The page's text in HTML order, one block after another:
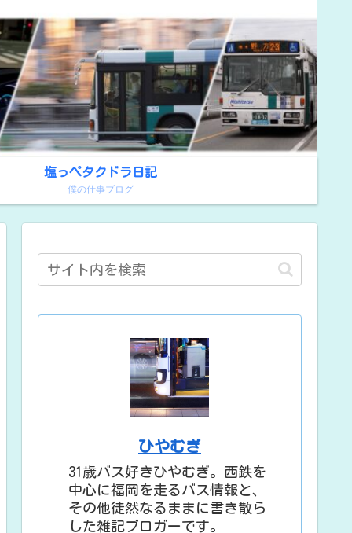
塩っぺタクドラ日記
僕の仕事ブログ
ひやむぎ
31歳バス好きひやむぎ。西鉄を
中心に福岡を走るバス情報と、
その他徒然なるままに書き散ら
した雑記ブロガーです。